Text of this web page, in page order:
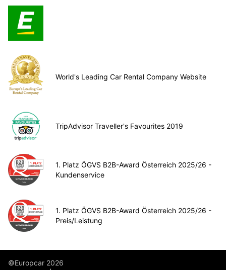
World's Leading Car Rental Company Website
TripAdvisor Traveller's Favourites 2019
1. Platz ÖGVS B2B-Award Österreich 2025/26 -
Kundenservice
1. Platz ÖGVS B2B-Award Österreich 2025/26 -
Preis/Leistung
©Europcar 2026